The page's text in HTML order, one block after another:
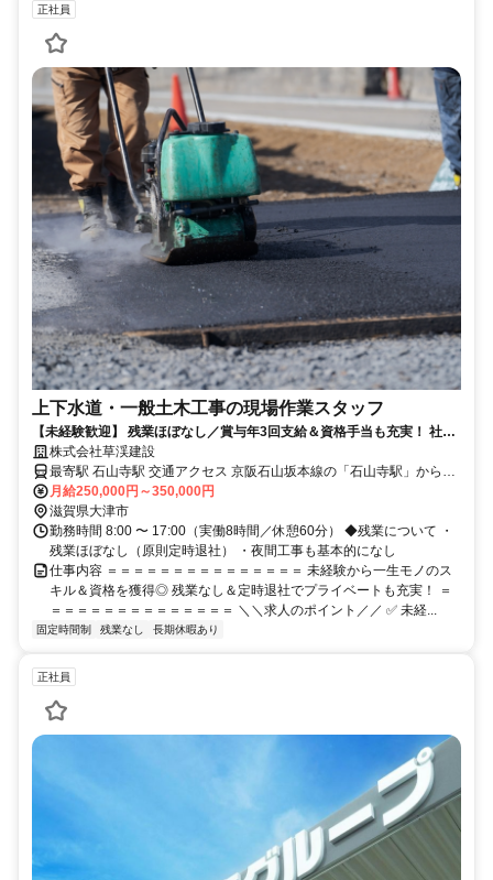
正社員
上下水道・一般土木工事の現場作業スタッフ
【未経験歓迎】 残業ほぼなし／賞与年3回支給＆資格手当も充実！ 社員
寮（月2万円）完備◎
株式会社草渓建設
最寄駅 石山寺駅 交通アクセス 京阪石山坂本線の「石山寺駅」から車
で約10分
月給250,000円～350,000円
滋賀県大津市
勤務時間 8:00 〜 17:00（実働8時間／休憩60分） ◆残業について ・
残業ほぼなし（原則定時退社） ・夜間工事も基本的になし
仕事内容 ＝＝＝＝＝＝＝＝＝＝＝＝＝＝＝ 未経験から一生モノのス
キル＆資格を獲得◎ 残業なし＆定時退社でプライベートも充実！ ＝
＝＝＝＝＝＝＝＝＝＝＝＝＝＝ ＼＼求人のポイント／／ ✅ 未経...
固定時間制 残業なし 長期休暇あり
正社員